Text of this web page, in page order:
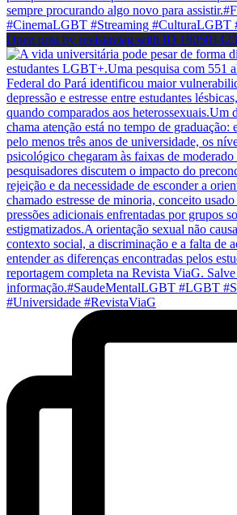
Open post by revistaviag with ID